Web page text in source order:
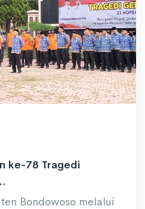
ke-78 Tragedi
Bondowoso melalui